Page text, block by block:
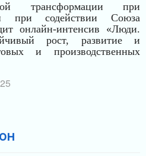
трансформации при
при содействии Союза
онлайн-интенсив «Люди.
рост, развитие и
и производственных